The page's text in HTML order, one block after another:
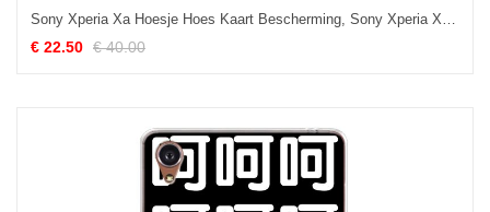
Sony Xperia Xa Hoesje Hoes Kaart Bescherming, Sony Xperia Xa Hoesje Mobiele Telefoon Leren Etui
€ 22.50 € 40.00